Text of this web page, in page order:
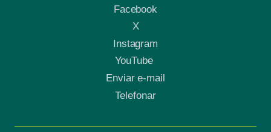
Facebook
X
Instagram
YouTube
Enviar e-mail
Telefonar